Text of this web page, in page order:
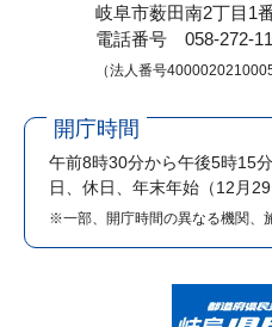
岐阜市薮田南2丁目1
電話番号 058-272-
（法人番号4000020210005
開庁時間
午前8時30分から午後5時15
日、休日、年末年始（12月
※一部、開庁時間の異なる機関、